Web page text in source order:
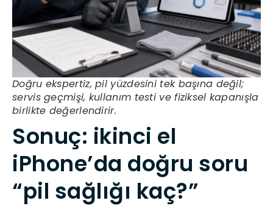
Doğru ekspertiz, pil yüzdesini tek başına değil;
servis geçmişi, kullanım testi ve fiziksel kapanışla
birlikte değerlendirir.
Sonuç: ikinci el
iPhone’da doğru soru
“pil sağlığı kaç?”